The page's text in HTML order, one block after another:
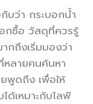
บว่า กระบอกน้ำ
กซื้อ วัสดุที่ควรรู้
กถึงเริ่มมองว่า
หลายคนค้นหา
พูดถึง เพื่อให้
ด้เหมาะกับไลฟ์